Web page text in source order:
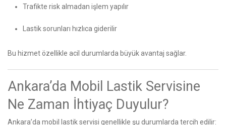
Trafikte risk almadan işlem yapılır
Lastik sorunları hızlıca giderilir
Bu hizmet özellikle acil durumlarda büyük avantaj sağlar.
Ankara’da Mobil Lastik Servisine
Ne Zaman İhtiyaç Duyulur?
Ankara’da mobil lastik servisi genellikle şu durumlarda tercih edilir: